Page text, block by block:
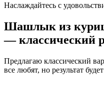
Наслаждайтесь с
Шашлык из
— классический
Предлагаю классический
все любят, но результат